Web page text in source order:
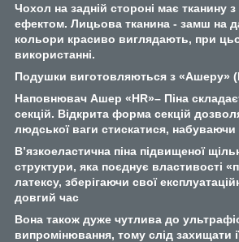
Чохол на задній стороні має тканину
ефектом. Лицьова тканина - замш на
кольори красиво виглядають, при
використанні.
Подушки виготовляються з «Ашеру»
Наповнювач Ашер «HR»– Піна
секцій. Відкрита форма секцій
людської ваги стискатися,
В’язкоеластична піна підвищеної
структури, яка поєднує властивості
латексу, зберігаючи свої
довгий час
Вона також дуже чутлива до
випромінювання, тому слід захищати